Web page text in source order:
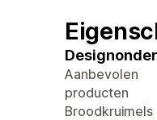
Aanbevolen
producten
Broodkruimels